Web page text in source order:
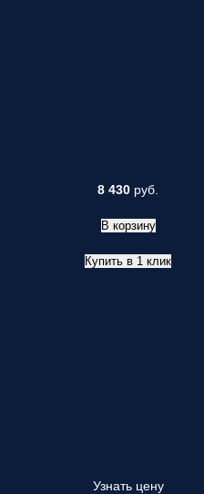
8 430 руб.
В корзину
Купить в 1 клик
Узнать цену